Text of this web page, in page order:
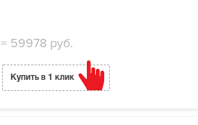
=59978 руб.
Купить в 1 клик